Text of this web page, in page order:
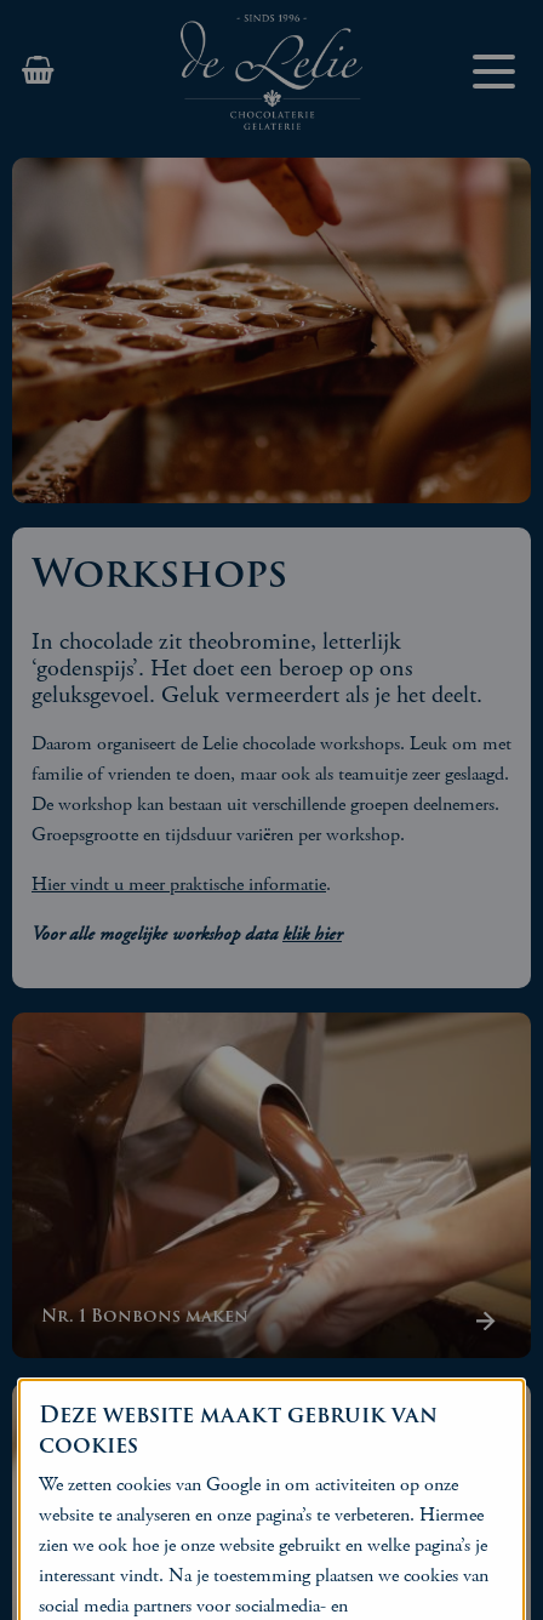
Workshops
In chocolade zit theobromine, letterlijk
‘godenspijs’. Het doet een beroep op ons
geluksgevoel. Geluk vermeerdert als je het deelt.
Daarom organiseert de Lelie chocolade workshops. Leuk om met
familie of vrienden te doen, maar ook als teamuitje zeer geslaagd.
De workshop kan bestaan uit verschillende groepen deelnemers.
Groepsgrootte en tijdsduur variëren per workshop.
Hier vindt u meer praktische informatie.
Voor alle mogelijke workshop dataklik hier
Nr. 1 Bonbons maken
Deze website maakt gebruik van
cookies
We zetten cookies van Google in om activiteiten op onze
website te analyseren en onze pagina’s te verbeteren. Hiermee
zien we ook hoe je onze website gebruikt en welke pagina’s je
interessant vindt. Na je toestemming plaatsen we cookies van
social media partners voor socialmedia- en